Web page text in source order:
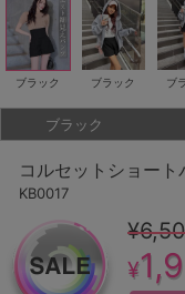
ブラック ブラック ブ
ブラック
コルセットショート
KB0017
¥